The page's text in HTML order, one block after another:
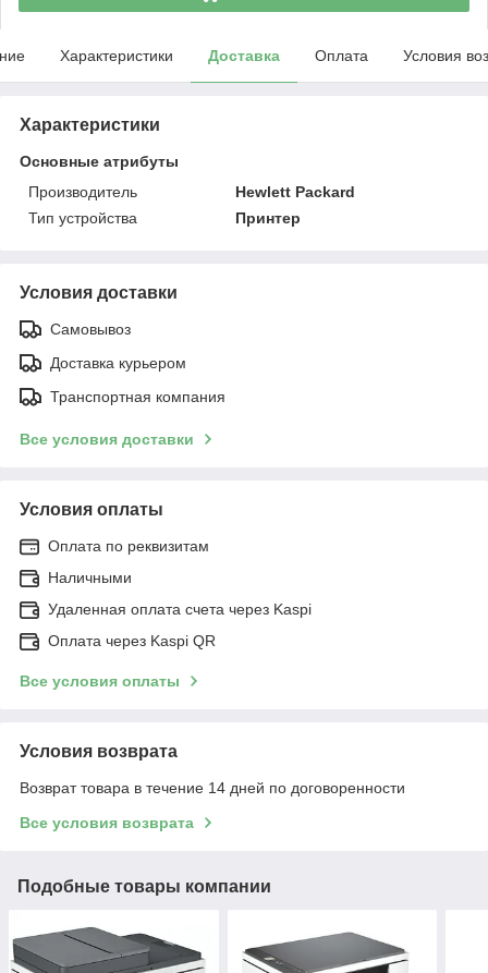
Характеристики Доставка Оплата Условия
Характеристики
Основные атрибуты
Производитель
Hewlett Packard
Тип устройства
Принтер
Условия доставки
Самовывоз
Доставка курьером
Транспортная компания
Все условия доставки
Условия оплаты
Оплата по реквизитам
Наличными
Удаленная оплата счета через Kaspi
Оплата через Kaspi QR
Все условия оплаты
Условия возврата
Возврат товара в течение 14 дней по договоренности
Все условия возврата
Подобные товары компании